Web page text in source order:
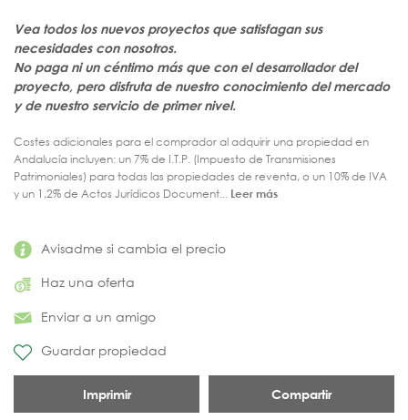
Avisadme si cambia el precio
Haz una oferta
Enviar a un amigo
Guardar propiedad
Imprimir Compartir
Vea todos los nuevos proyectos que satisfagan sus
necesidades con nosotros.
No paga ni un céntimo más que con el desarrollador del
proyecto, pero disfruta de nuestro conocimiento del mercado
y de nuestro servicio de primer nivel.
Costes adicionales para el comprador al adquirir una propiedad en
Andalucía incluyen: un 7% de I.T.P. (Impuesto de Transmisiones
Patrimoniales) para todas las propiedades de reventa, o un 10% de IVA
y un 1,2% de Actos Jurídicos Document... Leer más